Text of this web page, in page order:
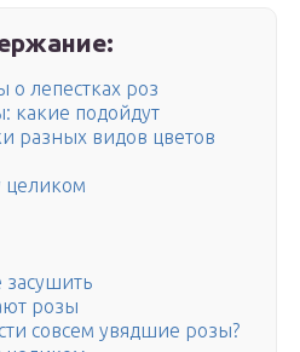
лепестках роз
какие подойдут
разных видов цветов
целиком
розы
совсем увядшие розы?